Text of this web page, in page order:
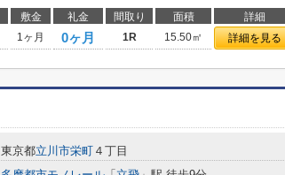
敷金 礼金 間取り 面積 詳細
1ヶ月 0ヶ月 1R 15.50㎡ 詳細を見る
東京都立川市栄町 ４丁目